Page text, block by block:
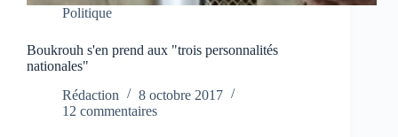
Politique
Boukrouh s'en prend aux "trois personnalités
nationales"
Rédaction
8 octobre 2017
12 commentaires